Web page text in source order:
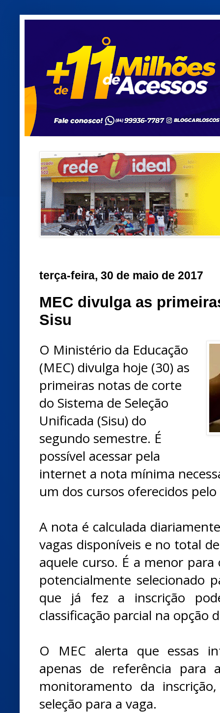
terça-feira, 30 de maio de 2017
MEC divulga as
Sisu
O Ministério da Educação
(MEC) divulga hoje (30) as
primeiras notas de corte
do Sistema de Seleção
Unificada (Sisu) do
segundo semestre. É
possível acessar pela
internet a nota mínima
um dos cursos oferecidos
A nota é calculada
vagas disponíveis e no total
aquele curso. É a menor
potencialmente selecionado
que já fez a inscrição
classificação parcial na opção
O MEC alerta que essas
apenas de referência para
monitoramento da
seleção para a vaga.